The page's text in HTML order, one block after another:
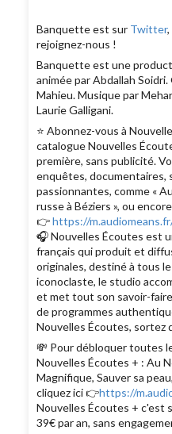
Banquette est sur Twitter,
rejoignez-nous !
Banquette est une
animée par Abdallah
Mahieu. Musique par
Laurie Galligani.
⭐️ Abonnez-vous à
catalogue Nouvelles
première, sans publicité.
enquêtes, documentaires,
passionnantes, comme «
russe à Béziers », ou
👉https://
🎧 Nouvelles Écoutes est
français qui produit et
originales, destiné à tous
iconoclaste, le studio
et met tout son savoir-
de programmes
Nouvelles Écoutes, sortez
💸 Pour débloquer toutes
Nouvelles Écoutes + : Au
Magnifique, Sauver sa
cliquez ici 👉https://
Nouvelles Écoutes + c'est
39€ par an, sans